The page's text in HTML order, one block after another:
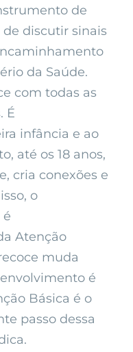
de
discutir sinais
da Saúde.
com todas as
É
infância e ao
até os 18 anos,
cria conexões e
o
Atenção
muda
é
Básica é o
passo dessa